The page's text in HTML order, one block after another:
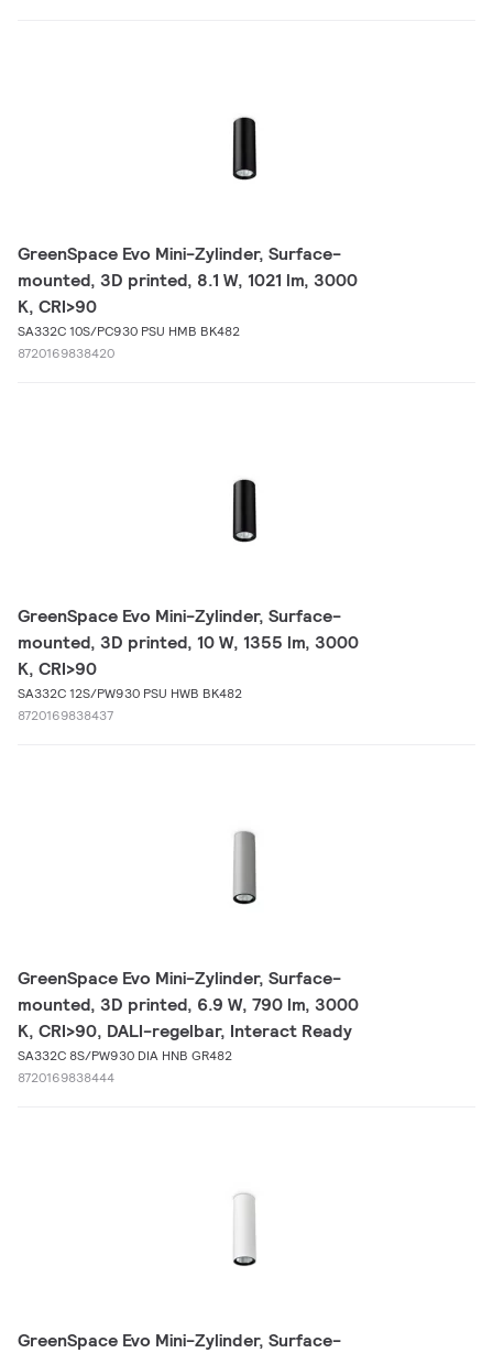
GreenSpace Evo Mini-Zylinder, Surface-
mounted, 3D printed, 8.1 W, 1021 lm, 3000
K, CRI>90
SA332C 10S/PC930 PSU HMB BK482
8720169838420
GreenSpace Evo Mini-Zylinder, Surface-
mounted, 3D printed, 10 W, 1355 lm, 3000
K, CRI>90
SA332C 12S/PW930 PSU HWB BK482
8720169838437
GreenSpace Evo Mini-Zylinder, Surface-
mounted, 3D printed, 6.9 W, 790 lm, 3000
K, CRI>90, DALI-regelbar, Interact Ready
SA332C 8S/PW930 DIA HNB GR482
8720169838444
GreenSpace Evo Mini-Zylinder, Surface-